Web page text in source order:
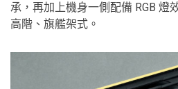
承，再加上機身一側配備 RGB 燈
高階、旗艦架式。